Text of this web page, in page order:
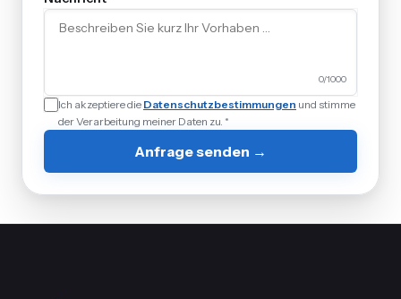
0/1000
Ich akzeptiere die Datenschutzbestimmungen und stimme
der Verarbeitung meiner Daten zu. *
Anfrage senden →